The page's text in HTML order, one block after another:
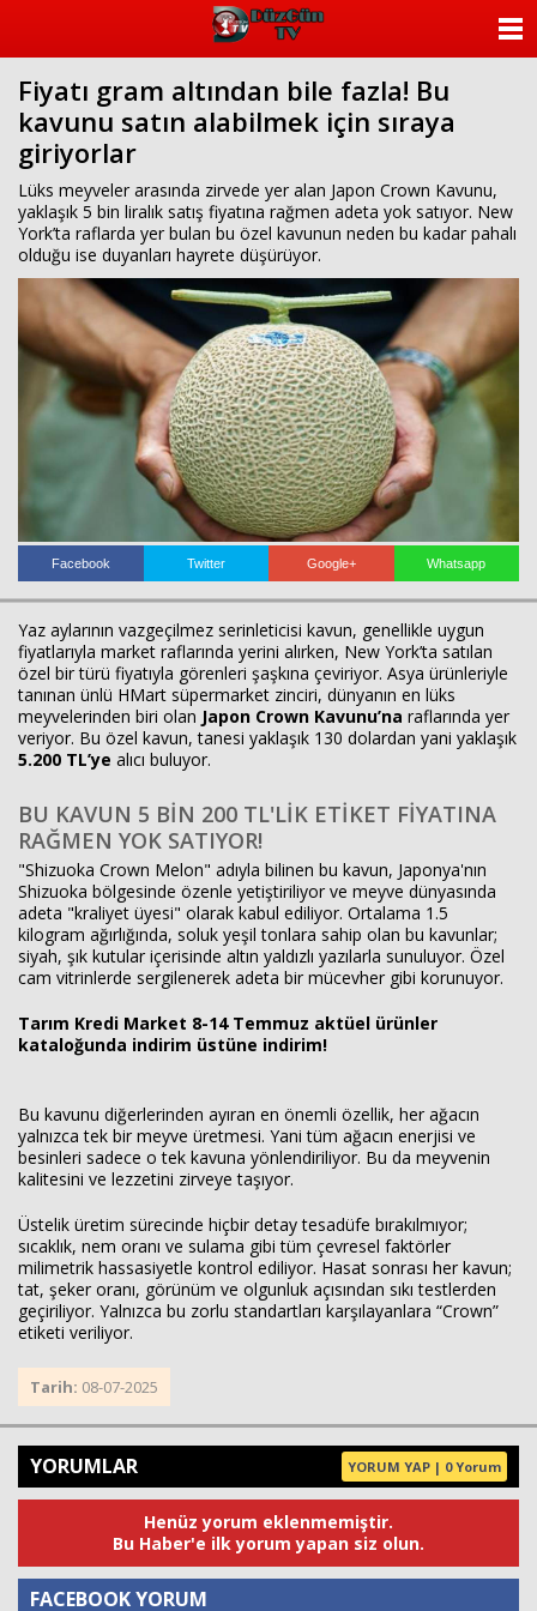
Fiyatı gram altından bile fazla! Bu
kavunu satın alabilmek için sıraya
giriyorlar
Lüks meyveler arasında zirvede yer alan Japon Crown Kavunu,
yaklaşık 5 bin liralık satış fiyatına rağmen adeta yok satıyor. New
York’ta raflarda yer bulan bu özel kavunun neden bu kadar pahalı
olduğu ise duyanları hayrete düşürüyor.
Facebook Twitter Google+ Whatsapp
Yaz aylarının vazgeçilmez serinleticisi kavun, genellikle uygun
fiyatlarıyla market raflarında yerini alırken, New York’ta satılan
özel bir türü fiyatıyla görenleri şaşkına çeviriyor. Asya ürünleriyle
tanınan ünlü HMart süpermarket zinciri, dünyanın en lüks
meyvelerinden biri olan Japon Crown Kavunu’na raflarında yer
veriyor. Bu özel kavun, tanesi yaklaşık 130 dolardan yani yaklaşık
5.200 TL’ye alıcı buluyor.
BU KAVUN 5 BİN 200 TL'LİK ETİKET FİYATINA
RAĞMEN YOK SATIYOR!
"Shizuoka Crown Melon" adıyla bilinen bu kavun, Japonya'nın
Shizuoka bölgesinde özenle yetiştiriliyor ve meyve dünyasında
adeta "kraliyet üyesi" olarak kabul ediliyor. Ortalama 1.5
kilogram ağırlığında, soluk yeşil tonlara sahip olan bu kavunlar;
siyah, şık kutular içerisinde altın yaldızlı yazılarla sunuluyor. Özel
cam vitrinlerde sergilenerek adeta bir mücevher gibi korunuyor.
Tarım Kredi Market 8-14 Temmuz aktüel ürünler
kataloğunda indirim üstüne indirim!
Bu kavunu diğerlerinden ayıran en önemli özellik, her ağacın
yalnızca tek bir meyve üretmesi. Yani tüm ağacın enerjisi ve
besinleri sadece o tek kavuna yönlendiriliyor. Bu da meyvenin
kalitesini ve lezzetini zirveye taşıyor.
Üstelik üretim sürecinde hiçbir detay tesadüfe bırakılmıyor;
sıcaklık, nem oranı ve sulama gibi tüm çevresel faktörler
milimetrik hassasiyetle kontrol ediliyor. Hasat sonrası her kavun;
tat, şeker oranı, görünüm ve olgunluk açısından sıkı testlerden
geçiriliyor. Yalnızca bu zorlu standartları karşılayanlara “Crown”
etiketi veriliyor.
Tarih: 08-07-2025
YORUMLAR YORUM YAP | 0 Yorum
Henüz yorum eklenmemiştir.
Bu Haber'e ilk yorum yapan siz olun.
FACEBOOK YORUM
KATEGORİLER
ANKETLER
VİDEO GALERİ
KÜNYE
İLETİŞİM
Haberin Doğru Adresi.